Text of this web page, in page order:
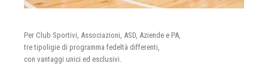
Per Club Sportivi, Associazioni, ASD, Aziende e PA,
tre tipoligie di programma fedeltà differenti,
con vantaggi unici ed esclusivi.